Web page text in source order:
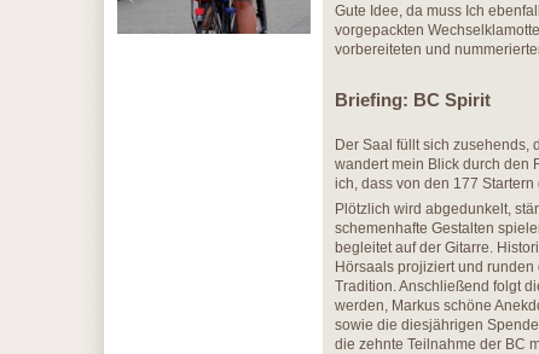
Gute Idee, da muss Ich
vorgepackten
vorbereiteten und
Briefing: BC Spirit
Der Saal füllt sich zusehends,
wandert mein Blick durch den
ich, dass von den 177
Plötzlich wird abgedunkelt,
schemenhafte Gestalten
begleitet auf der Gitarre.
Hörsaals projiziert und
Tradition. Anschließend folgt
werden, Markus schöne
sowie die diesjährigen
die zehnte Teilnahme der BC